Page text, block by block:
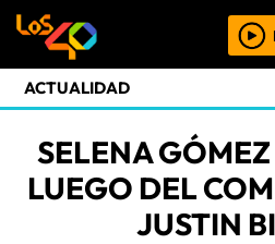
ACTUALIDAD
SELENA
LUEGO DEL
JUSTIN